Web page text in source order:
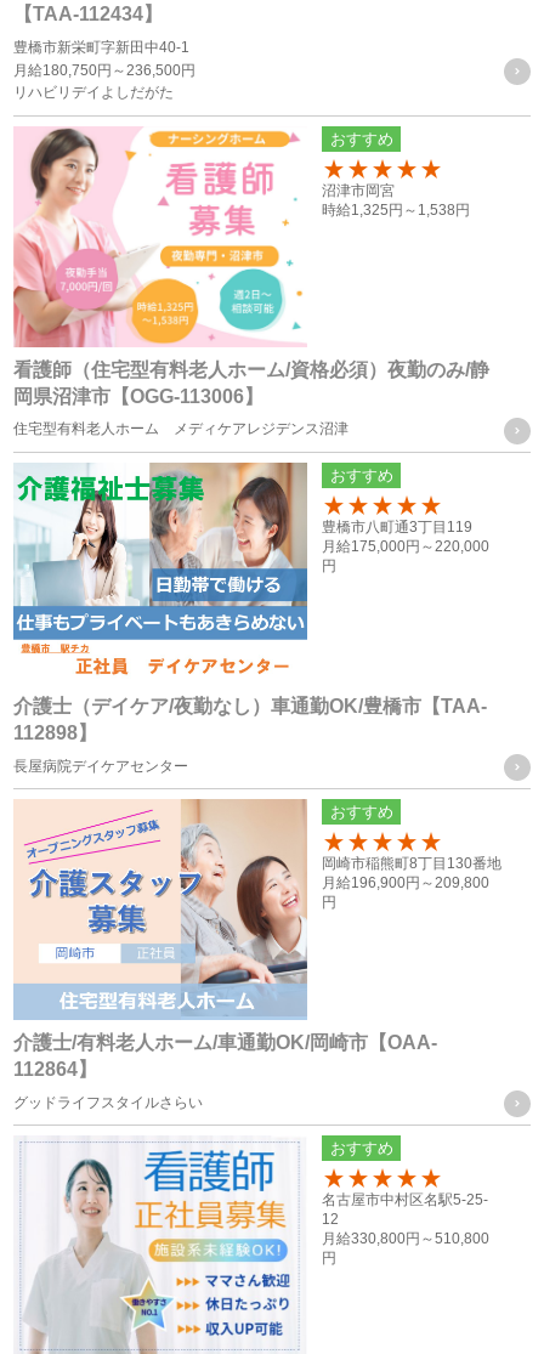
当サイトにおけるユーザーへのサービスの提供
本サービスの利用に伴う連絡・各種お知らせ等の配信・送
付
ユーザーの承諾・申込みに基づく、本サービス利用企業等
への個人情報の提供
属性情報･端末情報・位置情報・行動履歴等に基づく広
告・コンテンツ等の配信・表示、本サービスの提供
本サービスの改善・新規サービスの開発・マーケティング
活動
本サービスに関するご意見、お問い合わせの確認・回答
個人情報の第三者への提供
当社は、次に掲げる場合を除き、お客様の個人情報を第三者
に提供することはございません。
（１） ご本人様の同意がある場合
（２） 法令に基づく場合
（３） 人の生命、身体又は財産の保護のために必要がある場
合であって、ご本人様の同意を得ることが困難な場合
（４） 公衆衛生の向上又は児童の健全な育成の推進のために
特に必要がある場合であって、ご本人様の同意を得ることが
困難な場合
（５） 国の機関もしくは地方公共団体又はその委託を受けた
者が法令の定める事務を遂行することに対して協力する必要
がある場合であって、ご本人様の同意を得ることによって当
該事務の遂行に支障を及ぼすおそれがある場合
（６） 業務を円滑に遂行するため、利用目的の達成に必要な
範囲内で個人情報の取扱いの全部又は一部を委託する場合
個人情報の共同利用
当社は、お客様から取得した個人情報を、下記に記載したグ
ループ会社間で共同利用をする場合があります。
共同利用するものの範囲
・株式会社F.T.S
・株式会社フォーテック.プロ
【TAA-112434】
豊橋市新栄町字新田中40-1
月給180,750円～ 236,500円
リハビリデイよしだがた
看護師（住宅型有料老人ホーム/資格必須）夜勤のみ/静
岡県沼津市【OGG-113006】
住宅型有料老人ホーム メディケアレジデンス沼津
おすすめ
150
沼津市岡宮
時給1,325円～ 1,538円
介護士（デイケア/夜勤なし）車通勤OK/豊橋市【TAA-
112898】
長屋病院デイケアセンター
おすすめ
100
豊橋市八町通3丁目119
月給175,000円～ 220,000
円
介護士/有料老人ホーム/車通勤OK/岡崎市【OAA-
112864】
グッドライフスタイルさらい
おすすめ
100
岡崎市稲熊町8丁目130番地
月給196,900円～ 209,800
円
おすすめ
100
名古屋市中村区名駅5-25-
12
月給330,800円～510,800
円